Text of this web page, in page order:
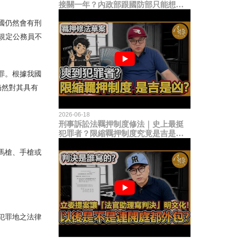
仍然會有刑
定公務員不
。根據我國
對其具有
槍、手槍或
罪地之法律
接關一年？內政部跟國防部只能想到
題？
2026-06-18
刑事訴訟法羈押制度修法｜史上最挺
犯罪者？限縮羈押制度究竟是吉是